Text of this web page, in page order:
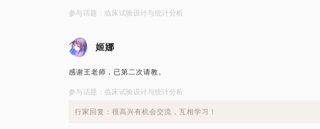
参与话题：临床试验设计与统计分析
姬娜
感谢王老师，已第二次请教。
参与话题：临床试验设计与统计分析
行家回复：很高兴有机会交流，互相学习！